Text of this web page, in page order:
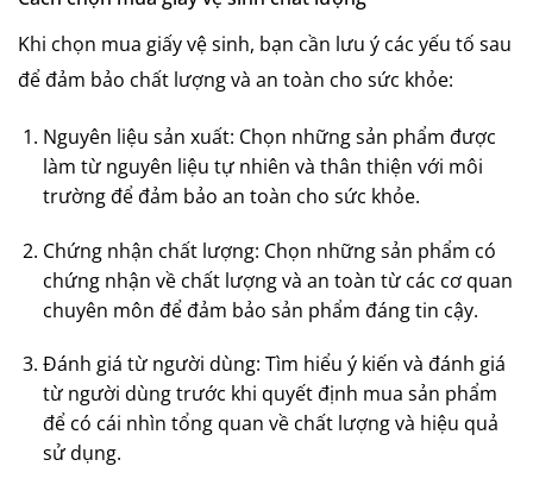
Khi chọn mua giấy vệ sinh, bạn cần lưu ý các yếu tố sau
để đảm bảo chất lượng và an toàn cho sức khỏe:
Nguyên liệu sản xuất: Chọn những sản phẩm được
làm từ nguyên liệu tự nhiên và thân thiện với môi
trường để đảm bảo an toàn cho sức khỏe.
Chứng nhận chất lượng: Chọn những sản phẩm có
chứng nhận về chất lượng và an toàn từ các cơ quan
chuyên môn để đảm bảo sản phẩm đáng tin cậy.
Đánh giá từ người dùng: Tìm hiểu ý kiến và đánh giá
từ người dùng trước khi quyết định mua sản phẩm
để có cái nhìn tổng quan về chất lượng và hiệu quả
sử dụng.